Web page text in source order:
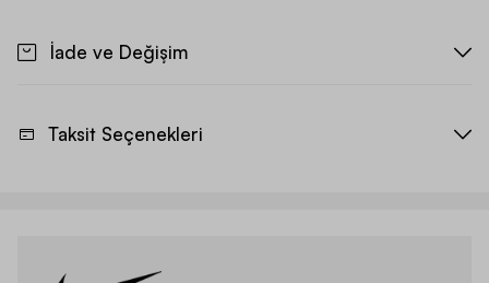
İade ve Değişim
Taksit Seçenekleri